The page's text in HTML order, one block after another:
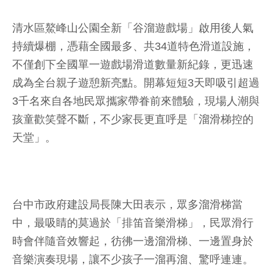
清水區鰲峰山公園全新「谷溜遊戲場」啟用後人氣
持續爆棚，憑藉全國最多、共34道特色滑道設施，
不僅創下全國單一遊戲場滑道數量新紀錄，更迅速
成為全台親子遊憩新亮點。開幕短短3天即吸引超過
3千名來自各地民眾攜家帶眷前來體驗，現場人潮與
孩童歡笑聲不斷，不少家長更直呼是「溜滑梯控的
天堂」。
台中市政府建設局長陳大田表示，眾多溜滑梯當
中，最吸睛的莫過於「排笛音樂滑梯」，民眾滑行
時會伴隨音效響起，彷彿一邊溜滑梯、一邊置身於
音樂演奏現場，讓不少孩子一溜再溜、驚呼連連。